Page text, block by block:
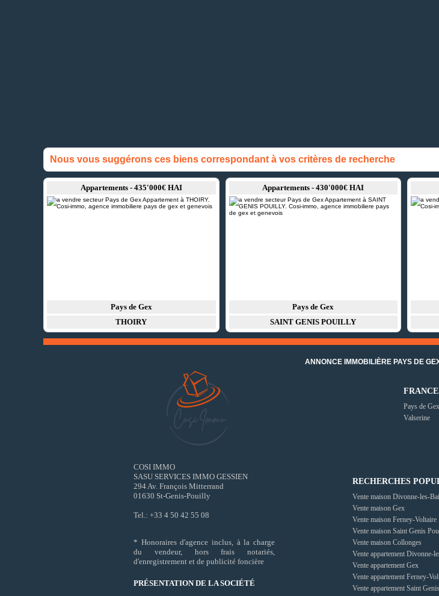
Nous vous suggérons ces biens correspondant à vos critères de recherche
Appartements - 435'000€ HAI
Pays de Gex
THOIRY
Appartements - 430'000€ HAI
Pays de Gex
SAINT GENIS POUILLY
COSI IMMO
SASU SERVICES IMMO GESSIEN
294 Av. François Mitterrand
01630 St-Genis-Pouilly
Tel.: +33 4 50 42 55 08
* Honoraires d'agence inclus, à la charge
du vendeur, hors frais notariés,
d'enregistrement et de publicité foncière
PRÉSENTATION DE LA SOCIÉTÉ
ANNONCE IMMOBILIÈRE PAYS DE
FRANCE
Pays de Gex
Valserine
RECHERCHES
Vente maison Divonne-les-
Vente maison Gex
Vente maison Ferney-Voltaire
Vente maison Saint Genis
Vente maison Collonges
Vente appartement Divonne-
Vente appartement Gex
Vente appartement Ferney-
Vente appartement Saint